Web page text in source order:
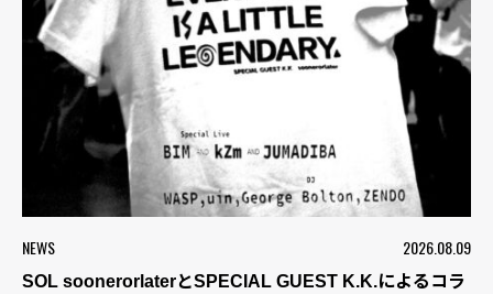
NEWS 2026.08.09
SOL soonerorlaterとSPECIAL GUEST K.K.によるコラ